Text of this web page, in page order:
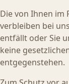
Die von Ihnen im
verbleiben bei
entfällt oder Sie
keine
entgegenstehen.